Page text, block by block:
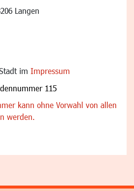
Langen
im Impressum
115
kann ohne Vorwahl von allen
werden.